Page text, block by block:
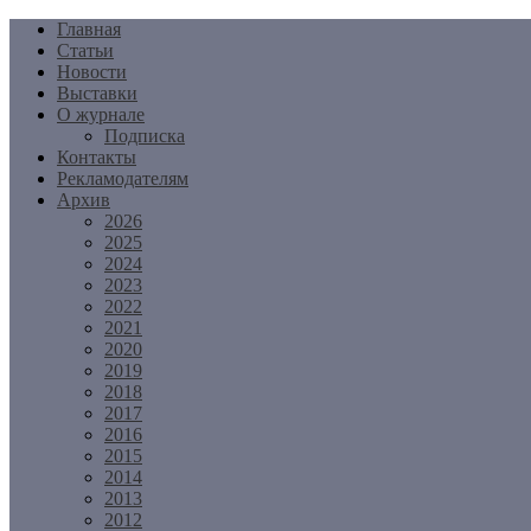
Перейти
содержимому
Главная
Статьи
Новости
Выставки
О журнале
Подписка
Контакты
Рекламодателям
Архив
2026
2025
2024
2023
2022
2021
2020
2019
2018
2017
2016
2015
2014
2013
2012